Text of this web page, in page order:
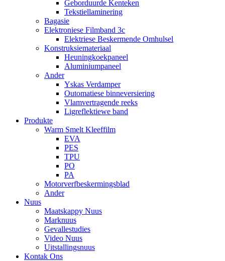
Geborduurde Kenteken
Tekstiellaminering
Bagasie
Elektroniese Filmband 3c
Elektriese Beskermende Omhulsel
Konstruksiemateriaal
Heuningkoekpaneel
Aluminiumpaneel
Ander
Yskas Verdamper
Outomatiese binneversiering
Vlamvertragende reeks
Ligreflektiewe band
Produkte
Warm Smelt Kleeffilm
EVA
PES
TPU
PO
PA
Motorverfbeskermingsblad
Ander
Nuus
Maatskappy Nuus
Marknuus
Gevallestudies
Video Nuus
Uitstallingsnuus
Kontak Ons